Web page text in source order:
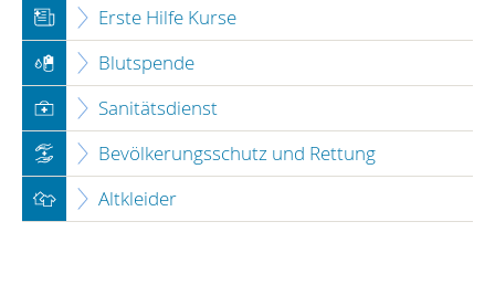
Erste Hilfe Kurse
Blutspende
Sanitätsdienst
Bevölkerungsschutz und Rettung
Altkleider